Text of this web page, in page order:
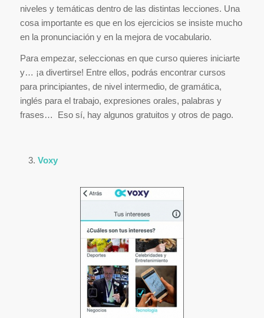
niveles y temáticas dentro de las distintas lecciones. Una
cosa importante es que en los ejercicios se insiste mucho
en la pronunciación y en la mejora de vocabulario.
Para empezar, seleccionas en que curso quieres iniciarte
y… ¡a divertirse! Entre ellos, podrás encontrar cursos
para principiantes, de nivel intermedio, de gramática,
inglés para el trabajo, expresiones orales, palabras y
frases… Eso sí, hay algunos gratuitos y otros de pago.
Voxy